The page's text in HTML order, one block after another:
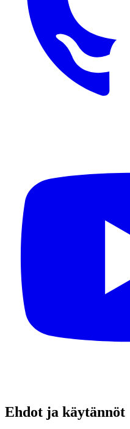
Ehdot ja käytännöt